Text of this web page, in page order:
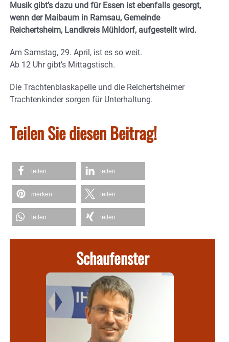
Musik gibt’s dazu und für Essen ist ebenfalls gesorgt,
wenn der Maibaum in Ramsau, Gemeinde
Reichertsheim, Landkreis Mühldorf, aufgestellt wird.
Am Samstag, 29. April, ist es so weit.
Ab 12 Uhr gibt’s Mittagstisch.
Die Trachtenblaskapelle und die Reichertsheimer
Trachtenkinder sorgen für Unterhaltung.
Teilen Sie diesen Beitrag!
teilen teilen
merken teilen
teilen teilen
Schaufenster